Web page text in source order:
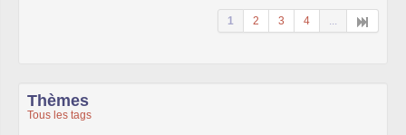
1 2 3 4 ...
Thèmes
Tous les tags